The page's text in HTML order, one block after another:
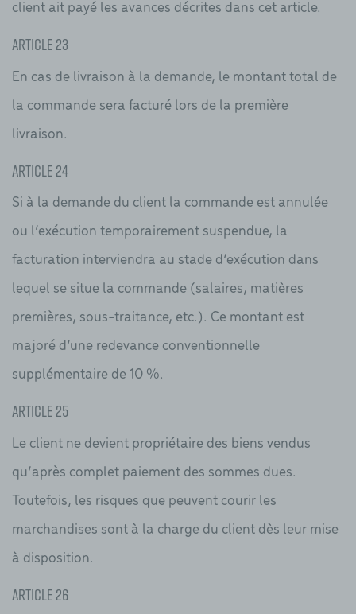
client ait payé les avances décrites dans cet article.
Article 23
En cas de livraison à la demande, le montant total de
la commande sera facturé lors de la première
livraison.
Article 24
Si à la demande du client la commande est annulée
ou l’exécution temporairement suspendue, la
facturation interviendra au stade d’exécution dans
lequel se situe la commande (salaires, matières
premières, sous-traitance, etc.). Ce montant est
majoré d’une redevance conventionnelle
supplémentaire de 10 %.
Article 25
Le client ne devient propriétaire des biens vendus
qu’après complet paiement des sommes dues.
Toutefois, les risques que peuvent courir les
marchandises sont à la charge du client dès leur mise
à disposition.
Article 26